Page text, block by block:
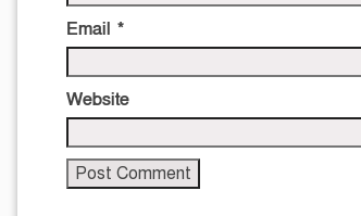
Email *
Website